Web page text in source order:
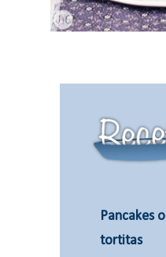
Pancakes o
tortitas